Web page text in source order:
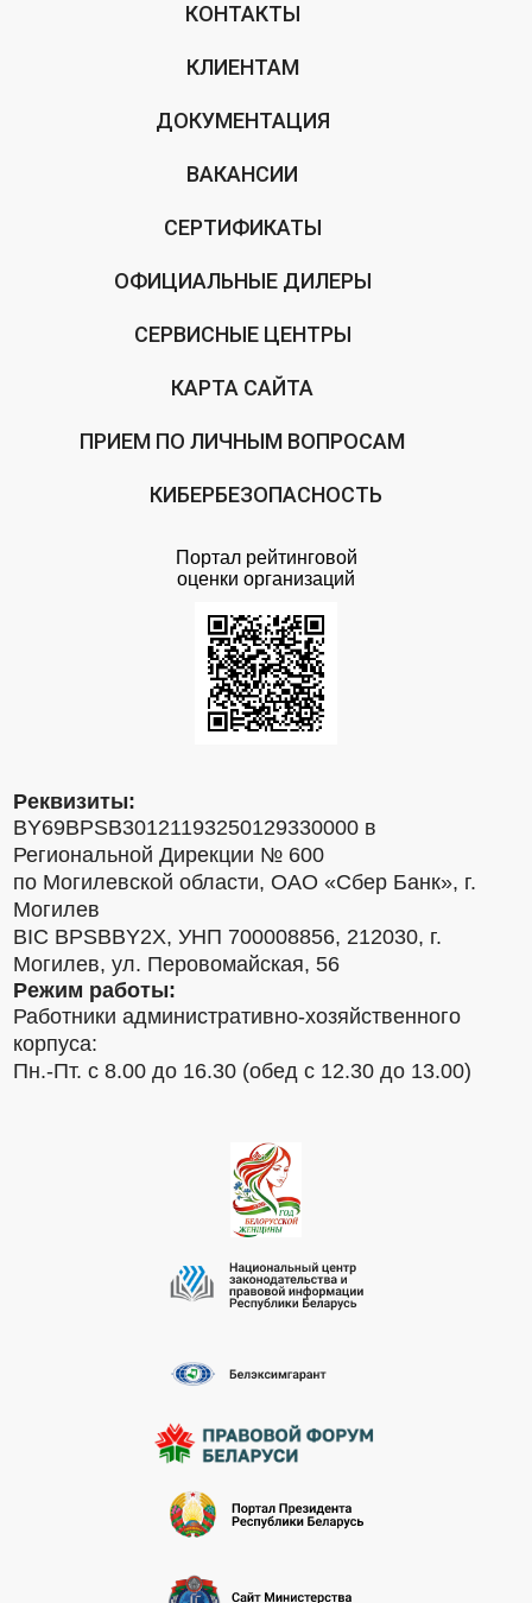
КОНТАКТЫ
КЛИЕНТАМ
ДОКУМЕНТАЦИЯ
ВАКАНСИИ
СЕРТИФИКАТЫ
ОФИЦИАЛЬНЫЕ ДИЛЕРЫ
СЕРВИСНЫЕ ЦЕНТРЫ
КАРТА САЙТА
ПРИЕМ ПО ЛИЧНЫМ ВОПРОСАМ
КИБЕРБЕЗОПАСНОСТЬ
Портал рейтинговой
оценки организаций
Реквизиты:
BY69BPSB30121193250129330000 в
Региональной Дирекции № 600
по Могилевской области, ОАО «Сбер Банк», г.
Могилев
BIC BPSBBY2X, УНП 700008856, 212030, г.
Могилев, ул. Перовомайская, 56
Режим работы:
Работники административно-хозяйственного
корпуса:
Пн.-Пт. с 8.00 до 16.30 (обед с 12.30 до 13.00)